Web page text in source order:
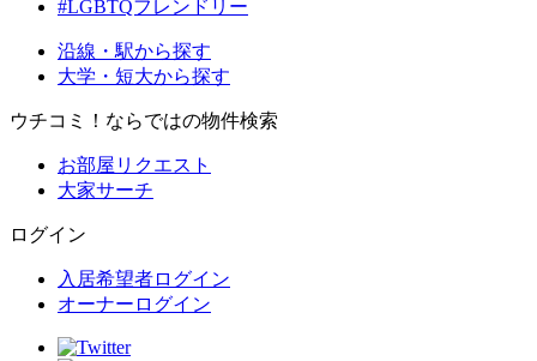
#LGBTQフレンドリー
沿線・駅から探す
大学・短大から探す
ウチコミ！ならではの物件検索
お部屋リクエスト
大家サーチ
ログイン
入居希望者ログイン
オーナーログイン